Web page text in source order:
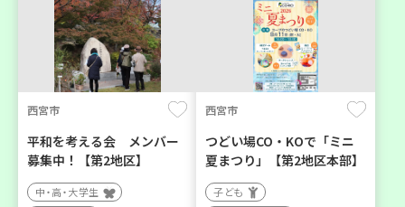
西宮市
平和を考える会 メンバー
募集中！【第2地区】
中・高・大学生
西宮市
つどい場CO・KOで「ミニ
夏まつり」【第2地区本部】
子ども